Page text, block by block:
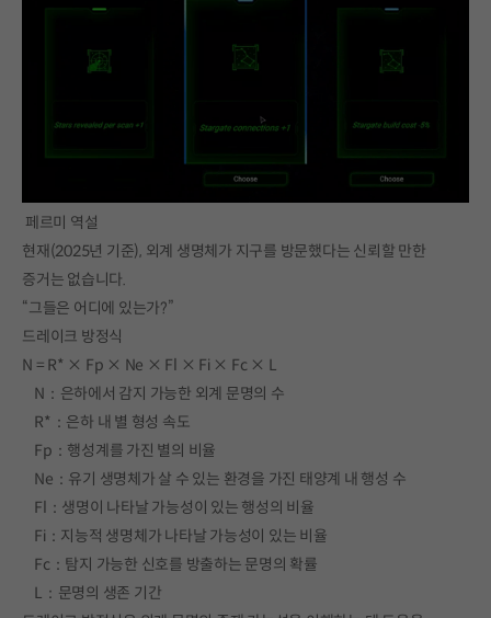
페르미 역설
현재(2025년 기준), 외계 생명체가 지구를 방문했다는 신뢰할 만한
증거는 없습니다.
“그들은 어디에 있는가?”
드레이크 방정식
N = R* × Fp × Ne × Fl × Fi × Fc × L
N：은하에서 감지 가능한 외계 문명의 수
R*：은하 내 별 형성 속도
Fp：행성계를 가진 별의 비율
Ne：유기 생명체가 살 수 있는 환경을 가진 태양계 내 행성 수
Fl：생명이 나타날 가능성이 있는 행성의 비율
Fi：지능적 생명체가 나타날 가능성이 있는 비율
Fc：탐지 가능한 신호를 방출하는 문명의 확률
L：문명의 생존 기간